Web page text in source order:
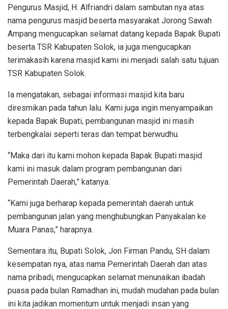
Pengurus Masjid, H. Alfriandri dalam sambutan nya atas
nama pengurus masjid beserta masyarakat Jorong Sawah
Ampang mengucapkan selamat datang kepada Bapak Bupati
beserta TSR Kabupaten Solok, ia juga mengucapkan
terimakasih karena masjid kami ini menjadi salah satu tujuan
TSR Kabupaten Solok.
Ia mengatakan, sebagai informasi masjid kita baru
diresmikan pada tahun lalu. Kami juga ingin menyampaikan
kepada Bapak Bupati, pembangunan masjid ini masih
terbengkalai seperti teras dan tempat berwudhu.
“Maka dari itu kami mohon kepada Bapak Bupati masjid
kami ini masuk dalam program pembangunan dari
Pemerintah Daerah,” katanya.
“Kami juga berharap kepada pemerintah daerah untuk
pembangunan jalan yang menghubungkan Panyakalan ke
Muara Panas,” harapnya.
Sementara itu, Bupati Solok, Jon Firman Pandu, SH dalam
kesempatan nya, atas nama Pemerintah Daerah dan atas
nama pribadi, mengucapkan selamat menunaikan ibadah
puasa pada bulan Ramadhan ini, mudah mudahan pada bulan
ini kita jadikan momentum untuk menjadi insan yang